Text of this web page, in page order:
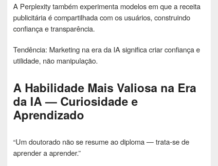
A Perplexity também experimenta modelos em que a receita
publicitária é compartilhada com os usuários, construindo
confiança e transparência.
Tendência: Marketing na era da IA ​​significa criar confiança e
utilidade, não manipulação.
A Habilidade Mais Valiosa na Era
da IA ​​— Curiosidade e
Aprendizado
“Um doutorado não se resume ao diploma — trata-se de
aprender a aprender.”